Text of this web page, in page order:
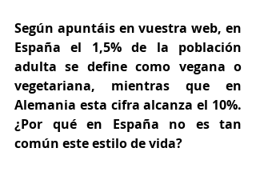
Según apuntáis en vuestra web, en
España el 1,5% de la población
adulta se define como vegana o
vegetariana, mientras que en
Alemania esta cifra alcanza el 10%.
¿Por qué en España no es tan
común este estilo de vida?